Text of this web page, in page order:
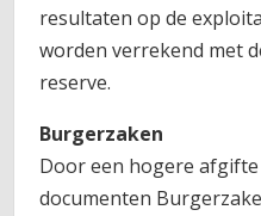
resultaten op de
worden verrekend met
reserve.
Burgerzaken
Door een hogere
documenten